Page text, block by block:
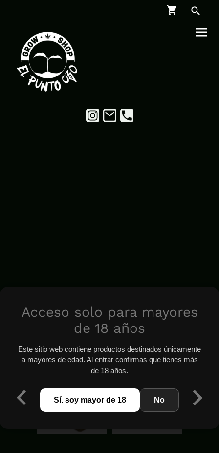
Acceso solo para mayores
de 18 años
Este sitio web contiene productos destinados únicamente
a mayores de edad. Al entrar confirmas que tienes más
de 18 años.
Sí, soy mayor de 18 No